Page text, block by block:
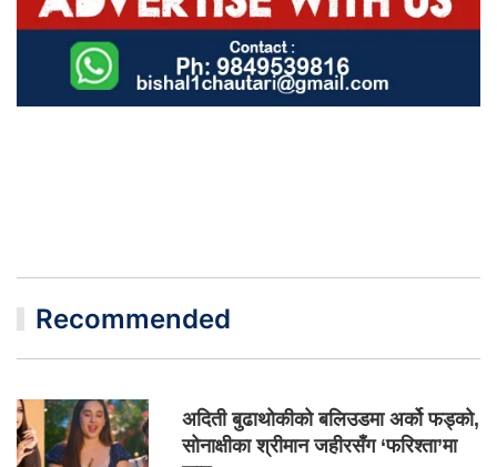
Recommended
अदिती बुढाथोकीको बलिउडमा अर्को फड्को,
सोनाक्षीका श्रीमान जहीरसँग ‘फरिश्ता’मा